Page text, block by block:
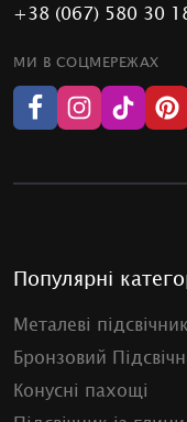
+38 (067) 580 30
МИ В СОЦМЕРЕЖАХ
Популярні
Металеві
Бронзовий
Конусні пахощі